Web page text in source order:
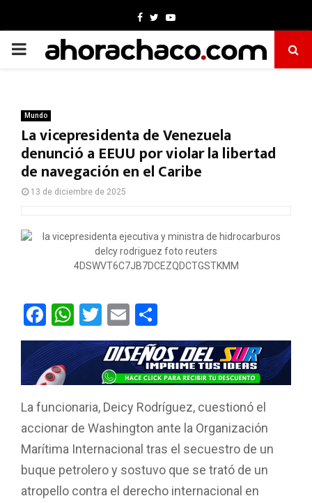
Facebook
TwitterYoutube
PRIMARY
Mundo
La vicepresidenta de Venezuela
denunció a EEUU por violar la libertad
de navegación en el Caribe
13 de diciembre de 2025
F
a
ce
b
o
o
k
W
h
at
s
A
p
p
T
wi
tt
er
E
m
ail
o
m
p
ar
tir
La funcionaria, Deicy Rodríguez, cuestionó el
accionar de Washington ante la Organización
Marítima Internacional tras el secuestro de un
buque petrolero y sostuvo que se trató de un
atropello contra el derecho internacional en